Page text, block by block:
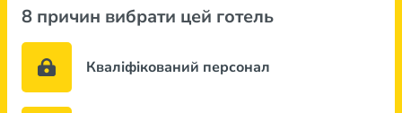
8 причин вибрати цей готель
Кваліфікований персонал